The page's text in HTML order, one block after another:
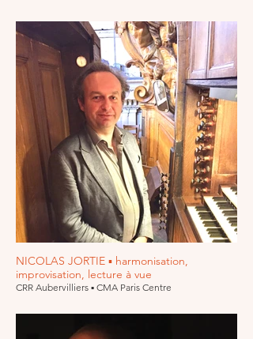
NICOLAS JORTIE ▪ harmonisation,
improvisation, lecture à vue
CRR Aubervilliers ▪ CMA Paris Centre